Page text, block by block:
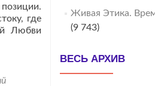
где
Любви
Живая Этика.
(9 743)
ВЕСЬ АРХИВ